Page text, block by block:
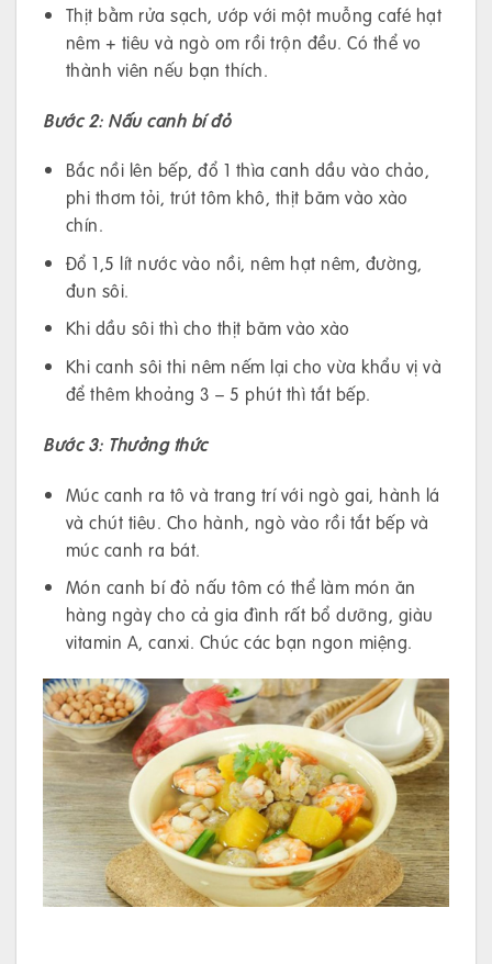
Thịt bằm rửa sạch, ướp với một muỗng café hạt
nêm + tiêu và ngò om rồi trộn đều. Có thể vo
thành viên nếu bạn thích.
Bước 2: Nấu canh bí đỏ
Bắc nồi lên bếp, đổ 1 thìa canh dầu vào chảo,
phi thơm tỏi, trút tôm khô, thịt băm vào xào
chín.
Đổ 1,5 lít nước vào nồi, nêm hạt nêm, đường,
đun sôi.
Khi dầu sôi thì cho thịt băm vào xào
Khi canh sôi thi nêm nếm lại cho vừa khẩu vị và
để thêm khoảng 3 – 5 phút thì tắt bếp.
Bước 3: Thưởng thức
Múc canh ra tô và trang trí với ngò gai, hành lá
và chút tiêu. Cho hành, ngò vào rồi tắt bếp và
múc canh ra bát.
Món canh bí đỏ nấu tôm có thể làm món ăn
hàng ngày cho cả gia đình rất bổ dưỡng, giàu
vitamin A, canxi. Chúc các bạn ngon miệng.